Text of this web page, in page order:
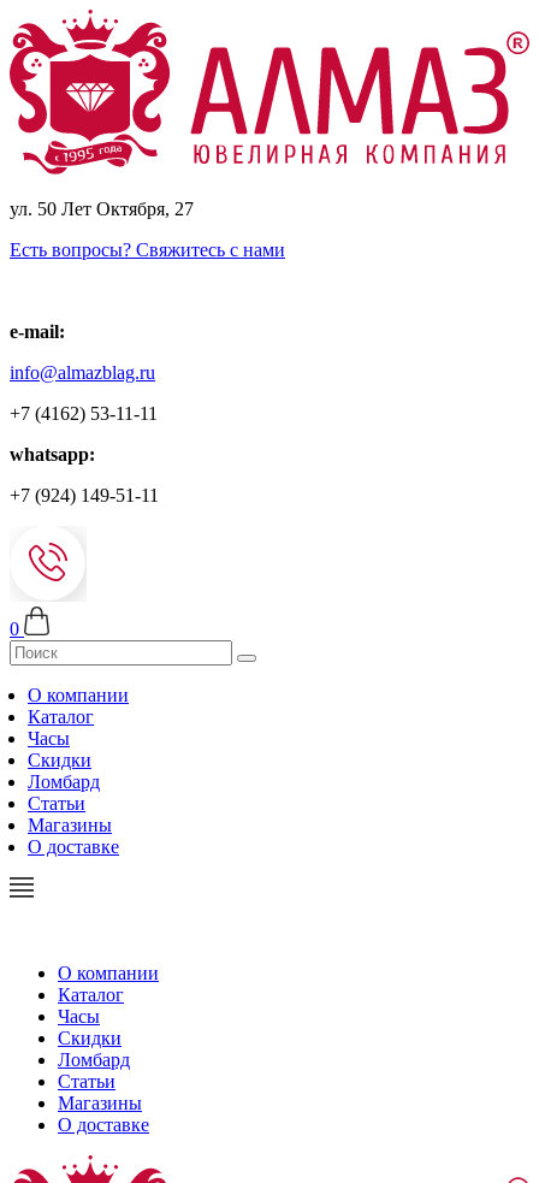
ул. 50 Лет Октября, 27
Есть вопросы? Свяжитесь с нами
e-mail:
info@almazblag.ru
+7 (4162) 53-11-11
whatsapp:
+7 (924) 149-51-11
0
О компании
Каталог
Часы
Скидки
Ломбард
Статьи
Магазины
О доставке
О компании
Каталог
Часы
Скидки
Ломбард
Статьи
Магазины
О доставке